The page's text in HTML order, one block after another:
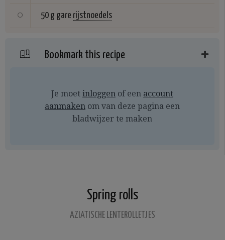
50 g gare rijstnoedels
Bookmark this recipe
Je moet inloggen of een account
aanmaken om van deze pagina een
bladwijzer te maken
Spring rolls
AZIATISCHE LENTEROLLETJES